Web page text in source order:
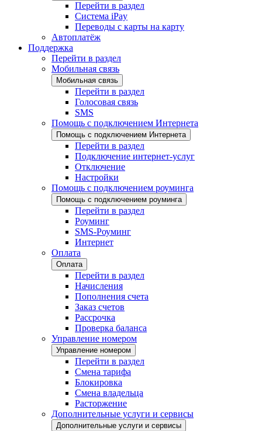
Перейти в раздел
Система iPay
Переводы с карты на карту
Автоплатёж
Поддержка
Перейти в раздел
Мобильная связь
Мобильная связь
Перейти в раздел
Голосовая связь
SMS
Помощь с подключением Интернета
Помощь с подключением Интернета
Перейти в раздел
Подключение интернет-услуг
Отключение
Настройки
Помощь с подключением роуминга
Помощь с подключением роуминга
Перейти в раздел
Роуминг
SMS-Роуминг
Интернет
Оплата
Оплата
Перейти в раздел
Начисления
Пополнения счета
Заказ счетов
Рассрочка
Проверка баланса
Управление номером
Управление номером
Перейти в раздел
Смена тарифа
Блокировка
Смена владельца
Расторжение
Дополнительные услуги и сервисы
Дополнительные услуги и сервисы